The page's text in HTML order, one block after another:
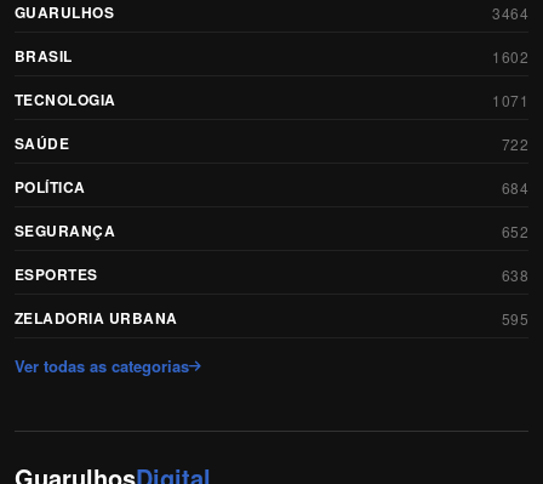
GUARULHOS 3464
BRASIL 1602
TECNOLOGIA 1071
SAÚDE 722
POLÍTICA 684
SEGURANÇA 652
ESPORTES 638
ZELADORIA URBANA 595
Ver todas as categorias